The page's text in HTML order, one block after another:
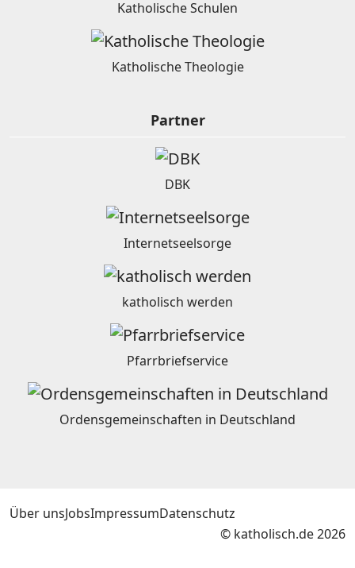
Katholische Schulen
Katholische Theologie
Partner
DBK
Internetseelsorge
katholisch werden
Pfarrbriefservice
Ordensgemeinschaften in Deutschland
Über unsJobsImpressumDatenschutz
© katholisch.de 2026